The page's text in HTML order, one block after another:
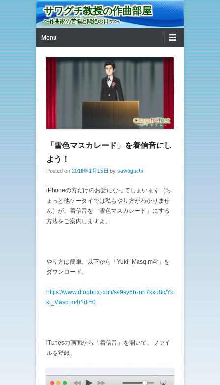
サワグチ教授の作曲部屋
〜作曲家の苦悩と悶絶の日々〜
Menu
「雪色マスカレード」を着信音にし
よう！
Posted on 2016年1月15日 by sawaguchi
iPhoneの方だけのお話になってしまいます（ち
ょっと他ケータイでは私もやり方がわかりませ
ん）が、着信音を「雪色マスカレード」にする
方法をご案内しますよ。
やり方は簡単。以下から「Yuki_Masq.m4r」を
ダウンロード。
https://www.dropbox.com/s/l9sy6bznn7kxo8q/Yu
ki_Masq.m4r?dl=0
iTunesの画面から「着信音」を開いて、ファイ
ルを登録。